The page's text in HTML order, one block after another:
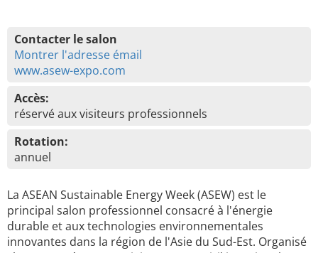
Contacter le salon
Montrer l'adresse émail
www.asew-expo.com
Accès:
réservé aux visiteurs professionnels
Rotation:
annuel
La ASEAN Sustainable Energy Week (ASEW) est le
principal salon professionnel consacré à l'énergie
durable et aux technologies environnementales
innovantes dans la région de l'Asie du Sud-Est. Organisé